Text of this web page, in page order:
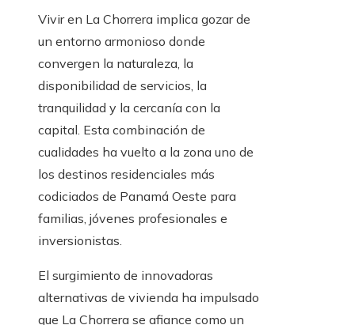
Vivir en La Chorrera implica gozar de
un entorno armonioso donde
convergen la naturaleza, la
disponibilidad de servicios, la
tranquilidad y la cercanía con la
capital. Esta combinación de
cualidades ha vuelto a la zona uno de
los destinos residenciales más
codiciados de Panamá Oeste para
familias, jóvenes profesionales e
inversionistas.
El surgimiento de innovadoras
alternativas de vivienda ha impulsado
que La Chorrera se afiance como un